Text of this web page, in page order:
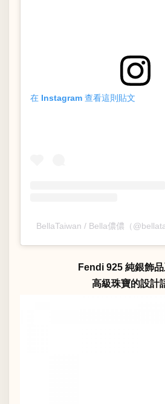
在 Instagram 查看這則貼文
BellaTaiwan / Bella儂儂（
Fendi 925 純銀飾品
高級珠寶的設計